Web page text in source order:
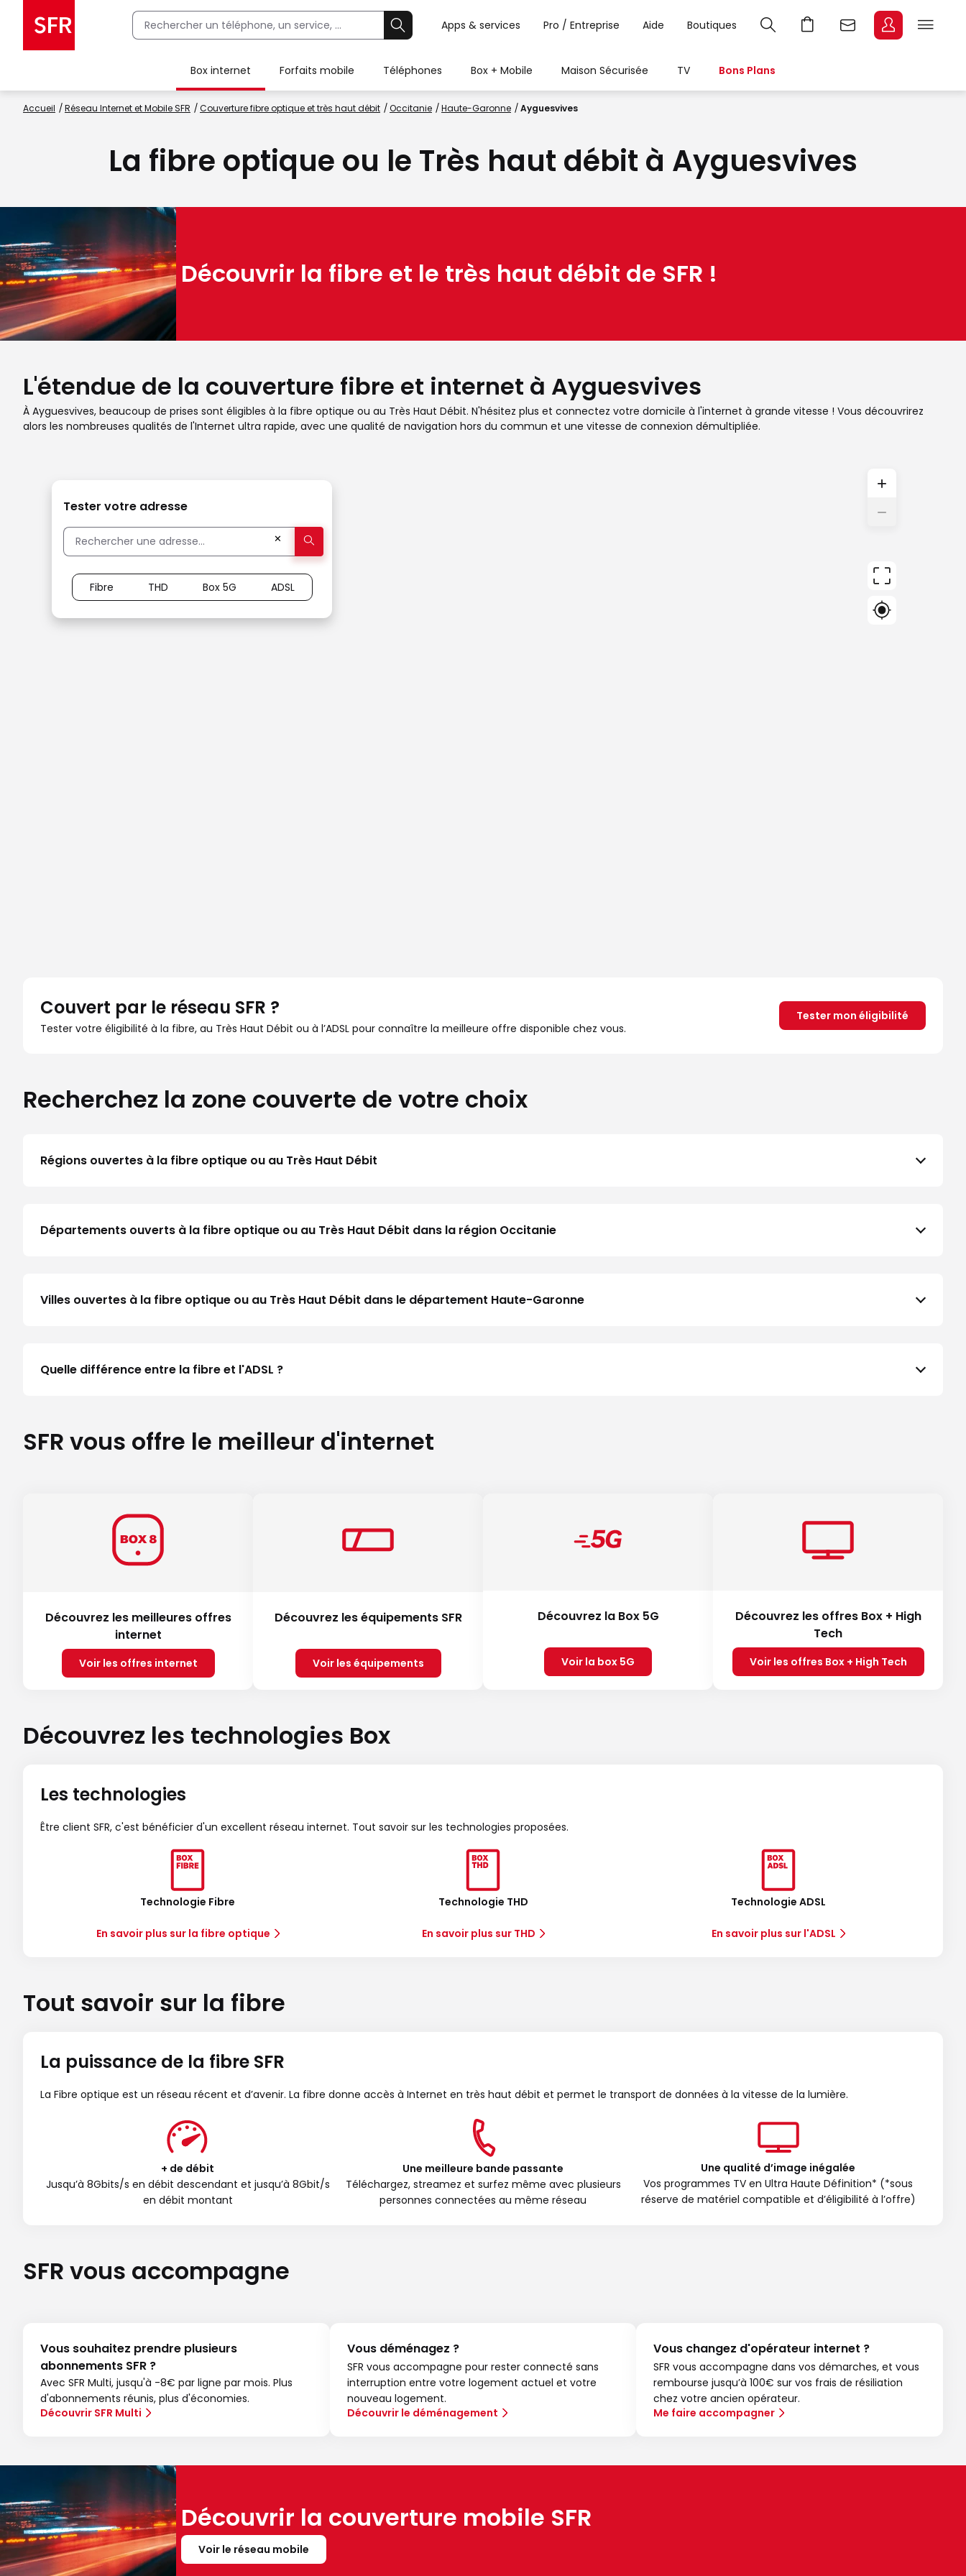
Apps & services Pro / Entreprise Aide Boutiques
Box internet Forfaits mobile Téléphones Box + Mobile Maison Sécurisée TV Bons Plans
Accueil Réseau Internet et Mobile SFR Couverture fibre optique et très haut débit Occitanie Haute-Garonne Ayguesvives
La fibre optique ou le Très haut débit à Ayguesvives
Découvrir la fibre et le très haut débit de SFR !
L'étendue de la couverture fibre et internet à Ayguesvives
À Ayguesvives, beaucoup de prises sont éligibles à la fibre optique ou au Très Haut Débit. N'hésitez plus et connectez votre domicile à l'internet à grande vitesse ! Vous découvrirez
alors les nombreuses qualités de l'Internet ultra rapide, avec une qualité de navigation hors du commun et une vitesse de connexion démultipliée.
+
−
Tester votre adresse
✕
Fibre THD Box 5G ADSL
Couvert par le réseau SFR ?
Tester votre éligibilité à la fibre, au Très Haut Débit ou à l’ADSL pour connaître la meilleure offre disponible chez vous.
Tester mon éligibilité
Recherchez la zone couverte de votre choix
Régions ouvertes à la fibre optique ou au Très Haut Débit
Départements ouverts à la fibre optique ou au Très Haut Débit dans la région Occitanie
Villes ouvertes à la fibre optique ou au Très Haut Débit dans le département Haute-Garonne
Quelle différence entre la fibre et l'ADSL ?
SFR vous offre le meilleur d'internet
Découvrez les meilleures offres
internet
Voir les offres internet
Découvrez les équipements SFR
Voir les équipements
Découvrez la Box 5G
Voir la box 5G
Découvrez les offres Box + High
Tech
Voir les offres Box + High Tech
Découvrez les technologies Box
Les technologies
Être client SFR, c'est bénéficier d'un excellent réseau internet. Tout savoir sur les technologies proposées.
Technologie Fibre
En savoir plus sur la fibre optique
Technologie THD
En savoir plus sur THD
Technologie ADSL
En savoir plus sur l'ADSL
Tout savoir sur la fibre
La puissance de la fibre SFR
La Fibre optique est un réseau récent et d’avenir. La fibre donne accès à Internet en très haut débit et permet le transport de données à la vitesse de la lumière.
+ de débit
Jusqu’à 8Gbits/s en débit descendant et jusqu’à 8Gbit/s
en débit montant
Une meilleure bande passante
Téléchargez, streamez et surfez même avec plusieurs
personnes connectées au même réseau
Une qualité d’image inégalée
Vos programmes TV en Ultra Haute Définition* (*sous
réserve de matériel compatible et d’éligibilité à l’offre)
SFR vous accompagne
Vous souhaitez prendre plusieurs
abonnements SFR ?
Avec SFR Multi, jusqu'à -8€ par ligne par mois. Plus
d'abonnements réunis, plus d'économies.
Découvrir SFR Multi
Vous déménagez ?
SFR vous accompagne pour rester connecté sans
interruption entre votre logement actuel et votre
nouveau logement.
Découvrir le déménagement
Vous changez d'opérateur internet ?
SFR vous accompagne dans vos démarches, et vous
rembourse jusqu’à 100€ sur vos frais de résiliation
chez votre ancien opérateur.
Me faire accompagner
Découvrir la couverture mobile SFR
Voir le réseau mobile